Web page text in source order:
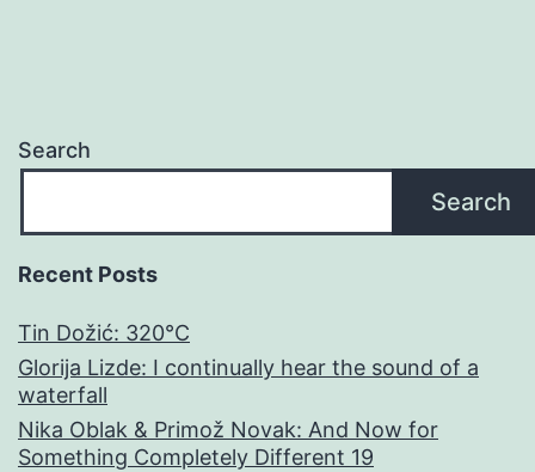
Search
Search
Recent Posts
Tin Dožić: 320°C
Glorija Lizde: I continually hear the sound of a
waterfall
Nika Oblak & Primož Novak: And Now for
Something Completely Different 19